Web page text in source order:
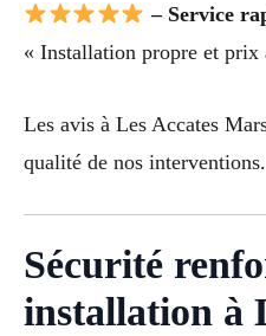
– Service
« Installation propre et prix
Les avis à Les Accates
qualité de nos interventions.
Sécurité
installation à